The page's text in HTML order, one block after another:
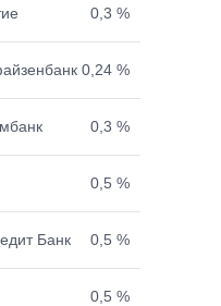
0,3 %
0,24 %
0,3 %
0,5 %
0,5 %
Банк
0,5 %